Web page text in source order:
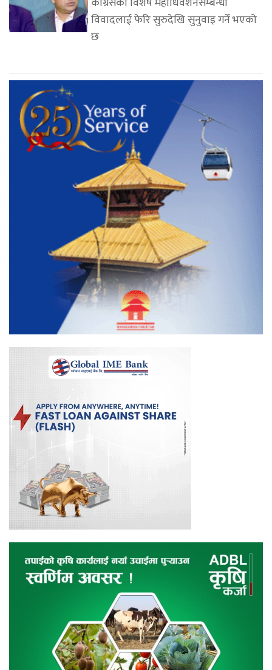
विवादलाई फेरि सुरुदेखि सुनुवाइ गर्ने भएको
छ